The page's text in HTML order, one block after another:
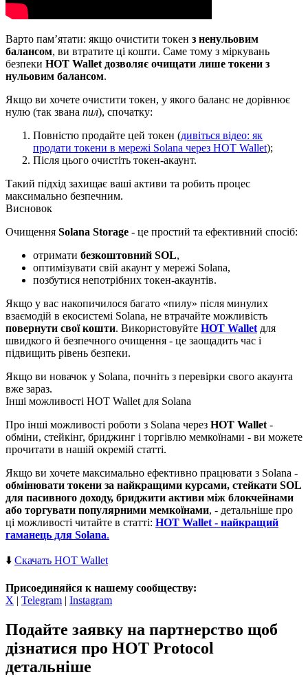
Варто пам’ятати: якщо очистити токен з ненульовим
балансом, ви втратите ці кошти. Саме тому з міркувань
безпеки HOT Wallet дозволяє очищати лише токени з
нульовим балансом.
Якщо ви хочете очистити токен, у якого баланс не дорівнює
нулю (так звана пил), спочатку:
Повністю продайте цей токен (дивіться відео: як
продати токени в мережі Solana через HOT Wallet);
Після цього очистіть токен-акаунт.
Такий підхід захищає ваші активи та робить процес
максимально безпечним.
Висновок
Очищення Solana Storage - це простий та ефективний спосіб:
отримати безкоштовний SOL,
оптимізувати свій акаунт у мережі Solana,
позбутися непотрібних токен-акаунтів.
Якщо у вас накопичилося багато «пилу» після минулих
взаємодій в екосистемі Solana, не втрачайте можливість
повернути свої кошти. Використовуйте HOT Wallet для
швидкого й безпечного очищення - це заощадить час і
підвищить рівень безпеки.
Якщо ви новачок у Solana, почніть з перевірки свого акаунта
вже зараз.
Інші можливості HOT Wallet для Solana
Про інші можливості роботи з Solana через HOT Wallet -
обміни, стейкінг, бриджинг і торгівлю мемкоїнами - ви можете
прочитати в нашій окремій статті.
Якщо ви хочете максимально ефективно працювати з Solana -
обмінювати токени за найкращими курсами, стейкати SOL
для пасивного доходу, бриджити активи між блокчейнами
або торгувати популярними мемкоїнами, - детальніше про
ці можливості читайте в статті: HOT Wallet - найкращий
гаманець для Solana.
⬇️ Скачать HOT Wallet
Присоединяйся к нашему сообществу:
X | Telegram | Instagram
Подайте заявку на партнерство щоб
дізнатися про HOT Protocol
детальніше